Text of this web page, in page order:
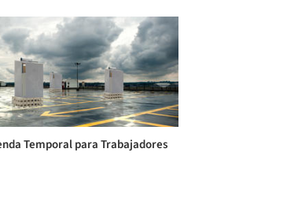
Temporal para Trabajadores